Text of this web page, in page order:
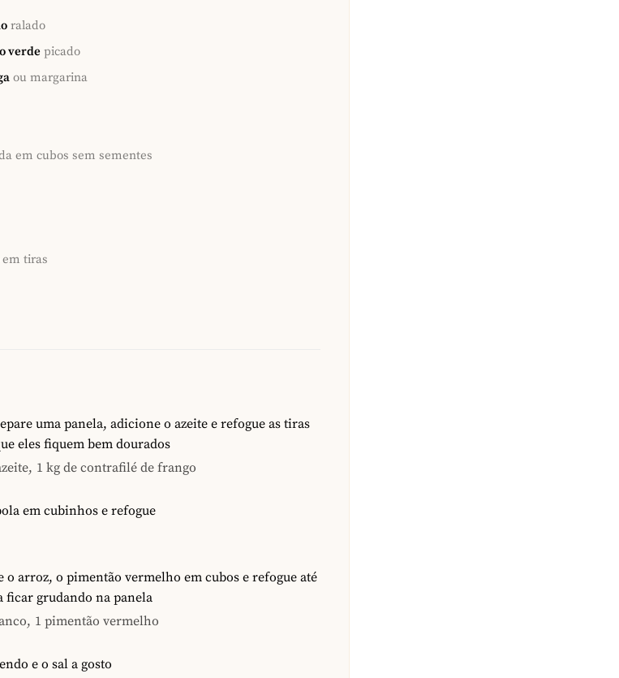
ralado
verde picado
ou margarina
em cubos sem sementes
em tiras
uma panela, adicione o azeite e refogue as tiras
eles fiquem bem dourados
1 kg de contrafilé de frango
em cubinhos e refogue
o arroz, o pimentão vermelho em cubos e refogue até
ficar grudando na panela
1 pimentão vermelho
e o sal a gosto